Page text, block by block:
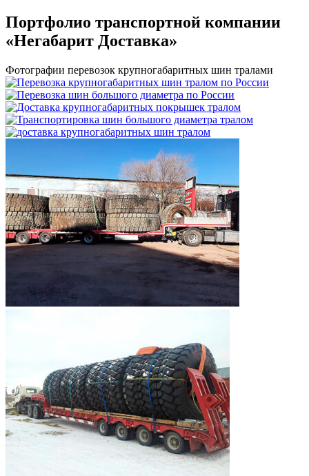
Портфолио транспортной компании
«Негабарит Доставка»
Фотографии перевозок крупногабаритных шин тралами